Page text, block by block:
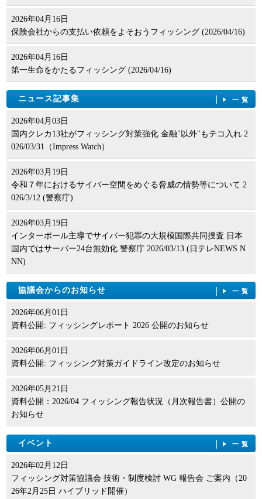
2026年04月16日
保険会社からの支払い依頼をよそおうフィッシング (2026/04/16)
2026年04月16日
第一生命をかたるフィッシング (2026/04/16)
ニュース記事集 一覧
2026年04月03日
国内クレカ13社がフィッシング対策強化 金融"以外"もテコ入れ 2
026/03/31（Impress Watch）
2026年03月19日
令和７年におけるサイバー空間をめぐる脅威の情勢等について 2
026/3/12 (警察庁)
2026年03月19日
インターポール主導でサイバー犯罪の大規模国際共同捜査 日本
国内ではサーバー24台無効化 警察庁 2026/03/13 (日テレNEWS N
NN)
協議会からのお知らせ 一覧
2026年06月01日
資料公開: フィッシングレポート 2026 公開のお知らせ
2026年06月01日
資料公開: フィッシング対策ガイドライン改定のお知らせ
2026年05月21日
資料公開：2026/04 フィッシング報告状況（月次報告書）公開の
お知らせ
イベント 一覧
2026年02月12日
フィッシング対策協議会 技術・制度検討 WG 報告会 ご案内（20
26年2月25日 ハイブリッド開催）